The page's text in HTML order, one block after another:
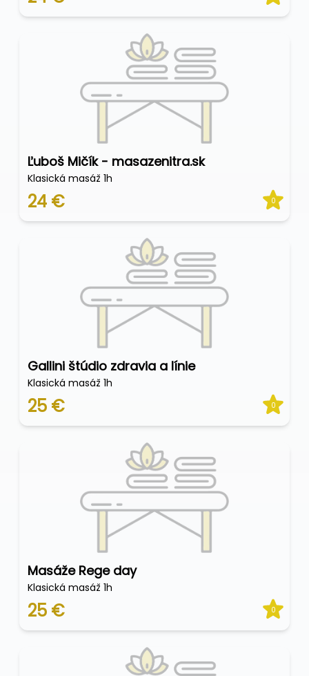
Ľuboš Mičík - masazenitra.sk
Klasická masáž 1h
24 € 0
Gallini štúdio zdravia a línie
Klasická masáž 1h
25 € 0
Masáže Rege day
Klasická masáž 1h
25 € 0